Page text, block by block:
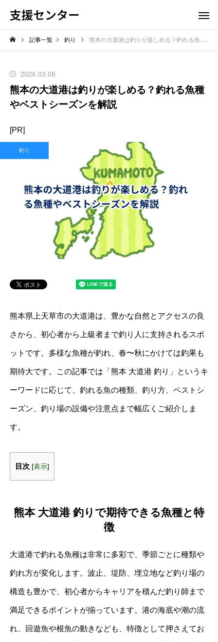
支援センター
記事一覧 釣り 熊本の大道港は釣りが楽しめる？釣れる魚種やベストシーズンを解説
2026.03.08
熊本の大道港は釣りが楽しめる？釣れる魚種
やベストシーズンを解説
[PR]
釣り
熊本県上天草市の大道港は、豊かな自然とアクセスの良
さから、初心者から上級者まで釣り人に支持されるスポ
ットです。多様な魚種が釣れ、春〜秋にかけては釣果も
期待大です。この記事では「熊本 大道港 釣り」というキ
ーワードに応じて、釣れる魚の種類、釣り方、ベストシ
ーズン、釣り場の設備や注意点まで幅広くご紹介しま
す。
目次 [表示]
熊本 大道港 釣りで期待できる魚種と特
徴
大道港で釣れる魚種は非常に多彩で、季節ごとに種類や
釣れ方が変化します。波止、堤防、埋立地など釣り場の
構造も豊かで、初心者からキャリアを積んだ釣り師まで
満足できるポイントが揃っています。港の海底や潮の流
れ、回遊魚や根魚の動きなども、特徴として押さえてお